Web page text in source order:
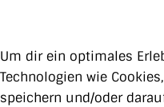
Um dir ein optimales
Technologien wie
speichern und/oder